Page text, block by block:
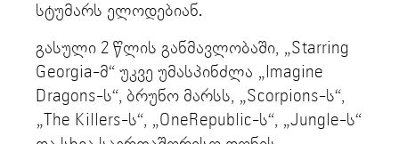
სტუმარს ელოდებიან.
გასული 2 წლის განმავლობაში, „Starring
Georgia-მ“ უკვე უმასპინძლა „Imagine
Dragons-ს“, ბრუნო მარსს, „Scorpions-ს“,
„The Killers-ს“, „OneRepublic-ს“, „Jungle-ს“